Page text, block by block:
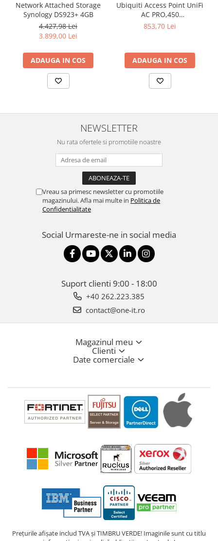
Network Attached Storage
Synology DS923+ 4GB
4.427,98 Lei
3.899,00 Lei
ADAUGA IN COS
Ubiquiti Access Point UniFi
AC PRO,450
Mbps(2.4GHz),1300
included,
802.3af/at,2x10/100/1000
RJ45 Port, Integrated 3 dBi
3x3 MIMO (2.4GHz and
5GHz),250+ Co
853,70 Lei
ADAUGA IN COS
NEWSLETTER
Nu rata ofertele si promotiile noastre
Vreau sa primesc newsletter cu promotiile
magazinului. Afla mai multe in Politica de
Confidentialitate
Social Urmareste-ne in social media
Suport clienti 9:00 - 18:00
+40 262.223.385
contact@one-it.ro
Magazinul meu
Clienti
Date comerciale
Prețurile afișate includ TVA și TIMBRU VERDE! Imaginile sunt cu titlu